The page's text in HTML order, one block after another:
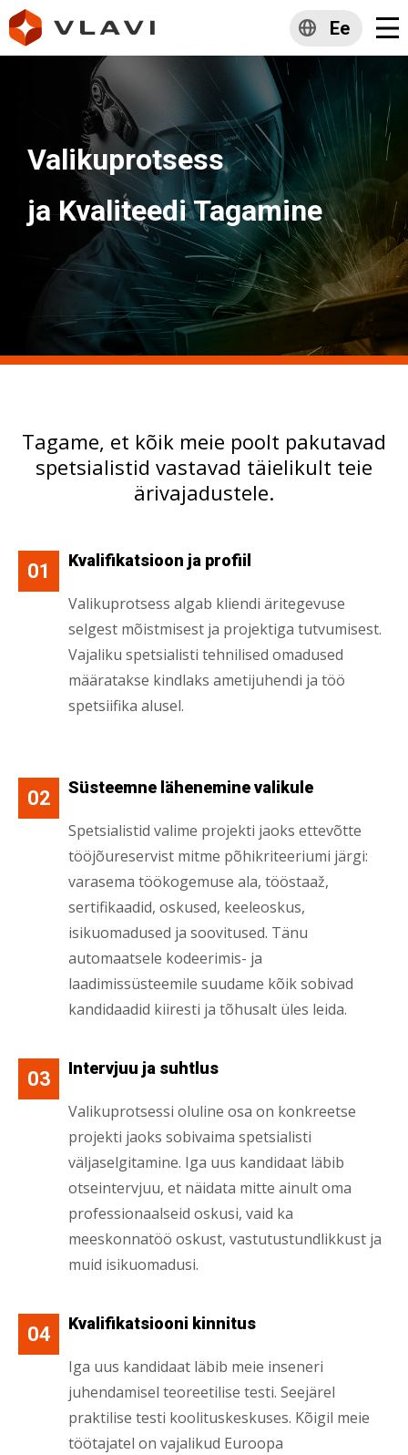
Ee
Valikuprotsess
ja Kvaliteedi Tagamine
Tagame, et kõik meie poolt pakutavad
spetsialistid vastavad täielikult teie
ärivajadustele.
01 Kvalifikatsioon ja profiil
Valikuprotsess algab kliendi äritegevuse
selgest mõistmisest ja projektiga tutvumisest.
Vajaliku spetsialisti tehnilised omadused
määratakse kindlaks ametijuhendi ja töö
spetsiifika alusel.
02 Süsteemne lähenemine valikule
Spetsialistid valime projekti jaoks ettevõtte
tööjõureservist mitme põhikriteeriumi järgi:
varasema töökogemuse ala, tööstaaž,
sertifikaadid, oskused, keeleoskus,
isikuomadused ja soovitused. Tänu
automaatsele kodeerimis- ja
laadimissüsteemile suudame kõik sobivad
kandidaadid kiiresti ja tõhusalt üles leida.
03 Intervjuu ja suhtlus
Valikuprotsessi oluline osa on konkreetse
projekti jaoks sobivaima spetsialisti
väljaselgitamine. Iga uus kandidaat läbib
otseintervjuu, et näidata mitte ainult oma
professionaalseid oskusi, vaid ka
meeskonnatöö oskust, vastutustundlikkust ja
muid isikuomadusi.
04 Kvalifikatsiooni kinnitus
Iga uus kandidaat läbib meie inseneri
juhendamisel teoreetilise testi. Seejärel
praktilise testi koolituskeskuses. Kõigil meie
töötajatel on vajalikud Euroopa